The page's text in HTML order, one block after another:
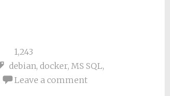
1,243
debian, docker, MS SQL,
Leave a comment